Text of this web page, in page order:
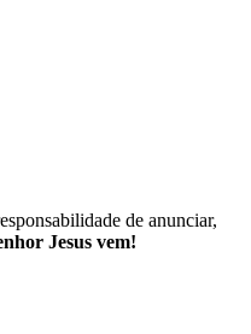
de anunciar,
Jesus vem!